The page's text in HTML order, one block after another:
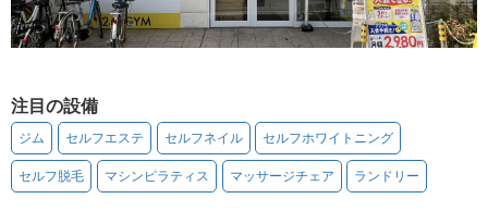
注目の設備
ジム セルフエステ セルフネイル セルフホワイトニング
セルフ脱毛 マシンピラティス マッサージチェア ランドリー